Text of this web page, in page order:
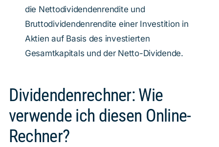
die Nettodividendenrendite und
Bruttodividendenrendite einer Investition in
Aktien auf Basis des investierten
Gesamtkapitals und der Netto-Dividende.
Dividendenrechner: Wie
verwende ich diesen Online-
Rechner?